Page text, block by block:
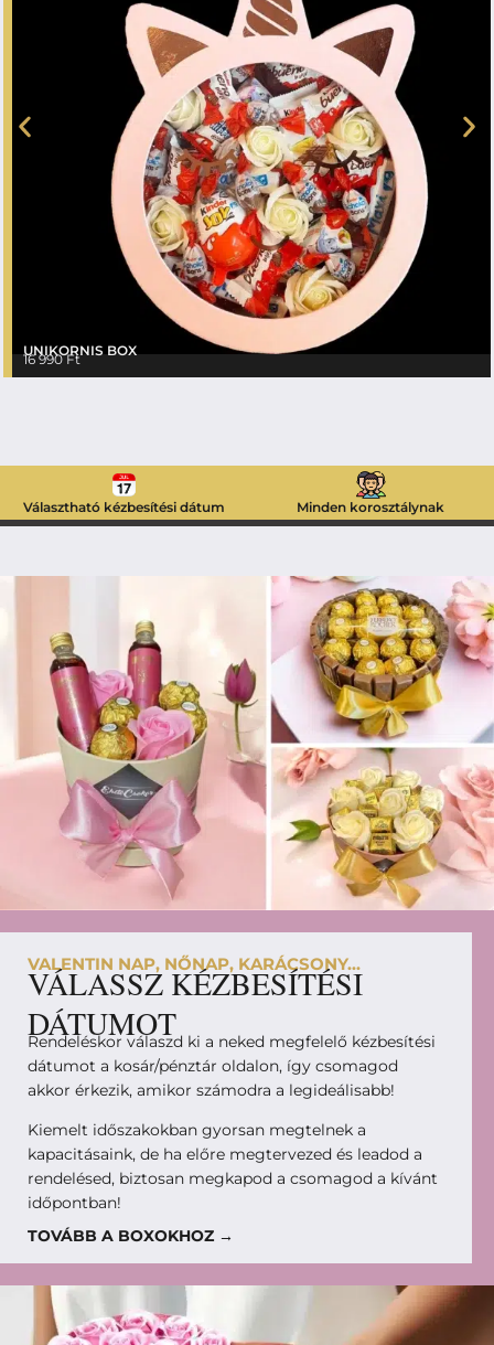
UNIKORNIS BOX
16 990Ft
Választható kézbesítési dátum Minden korosztálynak
VALENTIN NAP, NŐNAP, KARÁCSONY...
VÁLASSZ KÉZBESÍTÉSI
DÁTUMOT
Rendeléskor válaszd ki a neked megfelelő kézbesítési
dátumot a kosár/pénztár oldalon, így csomagod
akkor érkezik, amikor számodra a legideálisabb!
Kiemelt időszakokban gyorsan megtelnek a
kapacitásaink, de ha előre megtervezed és leadod a
rendelésed, biztosan megkapod a csomagod a kívánt
időpontban!
TOVÁBB A BOXOKHOZ →